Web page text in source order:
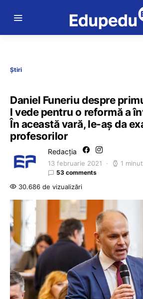
Știri
Daniel Funeriu despre
l vede pentru o reformă a
În această vară, le-aș da
profesorilor
Redacția
13 februarie 2021 1
53 comments
30.686 de vizualizări